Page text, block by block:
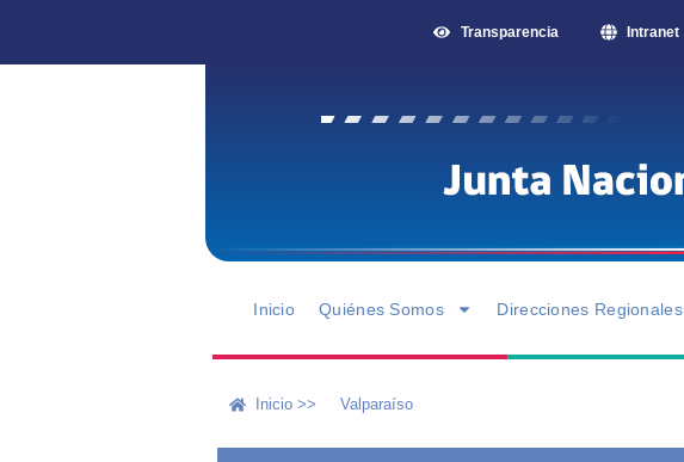
Transparencia Intranet
Inicio Quiénes Somos Direcciones Regionales
Inicio >> Valparaíso